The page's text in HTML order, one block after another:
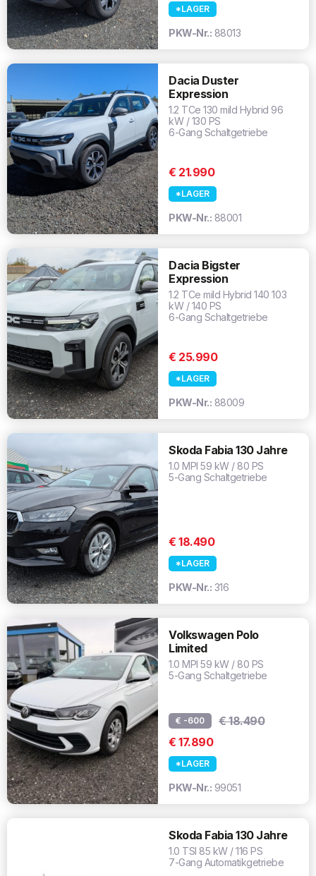
*LAGER
PKW-Nr.: 88013
Dacia Duster
Expression
1.2 TCe 130 mild Hybrid 96
kW / 130 PS
6-Gang Schaltgetriebe
€ 21.990
*LAGER
PKW-Nr.: 88001
Dacia Bigster
Expression
1.2 TCe mild Hybrid 140 103
kW / 140 PS
6-Gang Schaltgetriebe
€ 25.990
*LAGER
PKW-Nr.: 88009
Skoda Fabia 130 Jahre
1.0 MPI 59 kW / 80 PS
5-Gang Schaltgetriebe
€ 18.490
*LAGER
PKW-Nr.: 316
Volkswagen Polo
Limited
1.0 MPI 59 kW / 80 PS
5-Gang Schaltgetriebe
€ -600
€ 18.490
€ 17.890
*LAGER
PKW-Nr.: 99051
Skoda Fabia 130 Jahre
1.0 TSI 85 kW / 116 PS
7-Gang Automatikgetriebe